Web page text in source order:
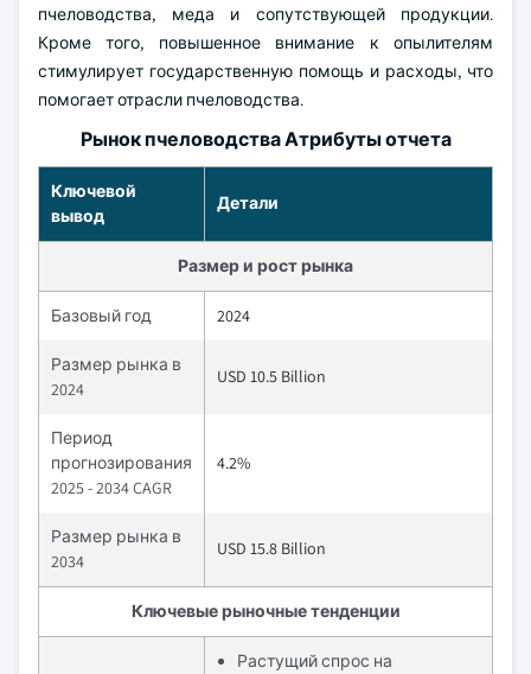
пчеловодства, меда и сопутствующей продукции.
Кроме того, повышенное внимание к опылителям
стимулирует государственную помощь и расходы, что
помогает отрасли пчеловодства.
Рынок пчеловодства Атрибуты отчета
Ключевой
вывод
Детали
Размер и рост рынка
Базовый год 2024
Размер рынка в
2024
USD 10.5 Billion
Период
прогнозирования
2025 - 2034 CAGR
4.2%
Размер рынка в
2034
USD 15.8 Billion
Ключевые рыночные тенденции
Растущий спрос на